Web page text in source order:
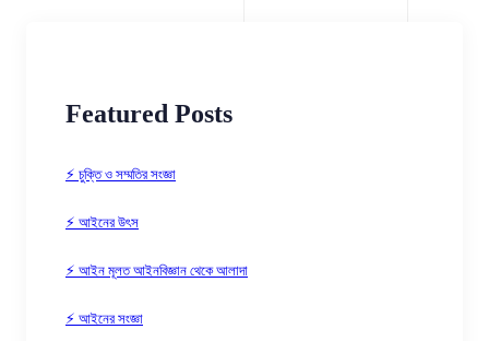
Featured Posts
⚡ চুক্তি ও সম্মতির সংজ্ঞা
⚡ আইনের উৎস
⚡ আইন মূলত আইনবিজ্ঞান থেকে আলাদা
⚡ আইনের সংজ্ঞা